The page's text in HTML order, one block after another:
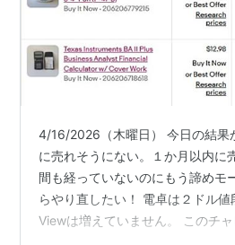
4/16/2026（木曜日） 今日の結果
に売れそうにない。１か月以内に
間も経っていないのにもう諦めモ
らやり直したい！ 電卓は２ドル値
Viewは増えていません。 このチ